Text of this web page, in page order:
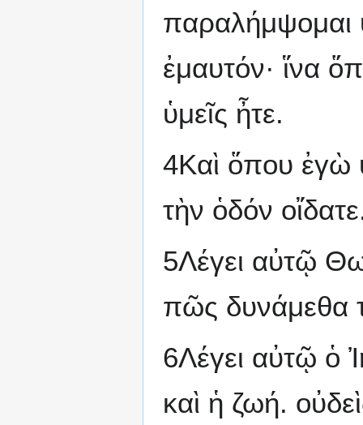
παραλήμψομαι
ἐμαυτόν· ἵνα
ὑμεῖς ἦτε.
4Καὶ ὅπου ἐγὼ
τὴν ὁδόν
5Λέγει αὐτῷ
πῶς δυνάμεθα
6Λέγει αὐτῷ ὁ
καὶ ἡ ζωή.